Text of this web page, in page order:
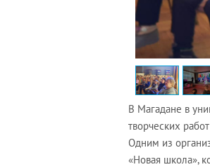
В Магадане в
творческих
Одним из
«Новая школа»,